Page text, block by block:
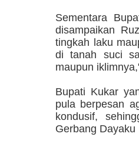
Sementara
disampaikan
tingkah laku
di tanah suci
maupun
Bupati Kukar
pula berpesan
kondusif,
Gerbang